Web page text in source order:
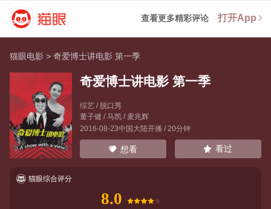
查看更多精彩评论 打开App
猫眼电影 >奇爱博士讲电影 第一季
奇爱博士讲电影 第一季
综艺 / 脱口秀
董子健 /马凯/ 麦兆辉
2016-08-23中国大陆开播 / 20分钟
想看 看过
猫眼综合评分
8.0